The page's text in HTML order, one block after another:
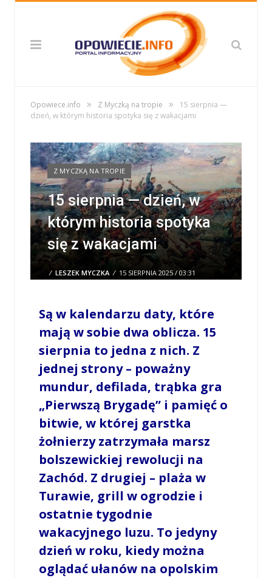
Opowiece.info » Z Myczką na tropie »
15 sierpnia —
dzień, w którym historia spotyka się z wakacjami
Z MYCZKĄ NA TROPIE
15 sierpnia — dzień, w
którym historia spotyka
się z wakacjami
/ LESZEK MYCZKA / 15 SIERPNIA 2025 / 03:31
0 COMMENTS
Są w kalendarzu daty, które
mają w sobie dwa oblicza. 15
sierpnia to jedna z nich. Z
jednej strony – poważny
mundur, defilada, trąbka gra
„Pierwszą Brygadę” i pamięć o
bitwie, w której garstka
żołnierzy zatrzymała marsz
bolszewickiej rewolucji na
Zachód. Z drugiej – plaża w
Turawie, grill w ogrodzie i
ostatnie tygodnie
wakacyjnego luzu. To jedyny
dzień w roku, kiedy można
oglądać ułanów na opolskim